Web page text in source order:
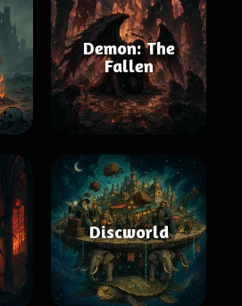
Demon: The
Fallen
Discworld